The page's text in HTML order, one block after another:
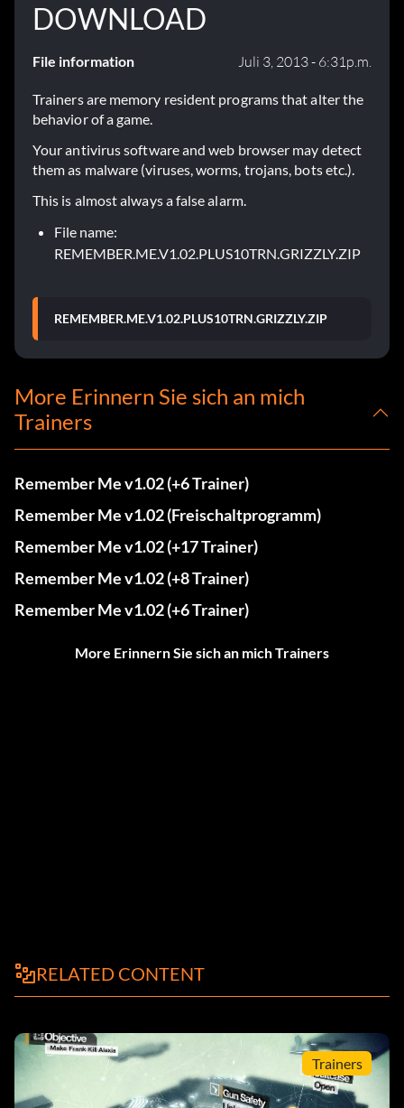
DOWNLOAD
File information Juli 3, 2013 - 6:31p.m.
Trainers are memory resident programs that alter the
behavior of a game.
Your antivirus software and web browser may detect
them as malware (viruses, worms, trojans, bots etc.).
This is almost always a false alarm.
File name:
REMEMBER.ME.V1.02.PLUS10TRN.GRIZZLY.ZIP
REMEMBER.ME.V1.02.PLUS10TRN.GRIZZLY.ZIP
More Erinnern Sie sich an mich
Trainers
Remember Me v1.02 (+6 Trainer)
Remember Me v1.02 (Freischaltprogramm)
Remember Me v1.02 (+17 Trainer)
Remember Me v1.02 (+8 Trainer)
Remember Me v1.02 (+6 Trainer)
More Erinnern Sie sich an mich Trainers
RELATED CONTENT
Trainers